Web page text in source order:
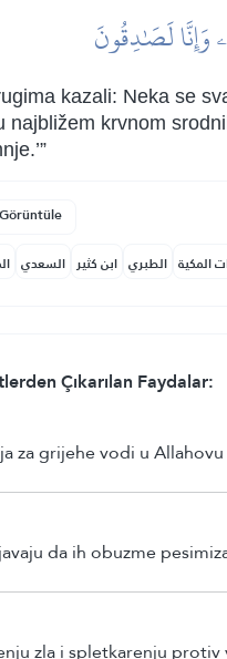
وَإِنَّا لَصَٰدِقُونَ
kazali: Neka se
najbližem krvnom
السعدي ابن كثير الطبري المكية
Çıkarılan Faydalar:
za grijehe vodi u
da ih obuzme
zla i spletkarenju